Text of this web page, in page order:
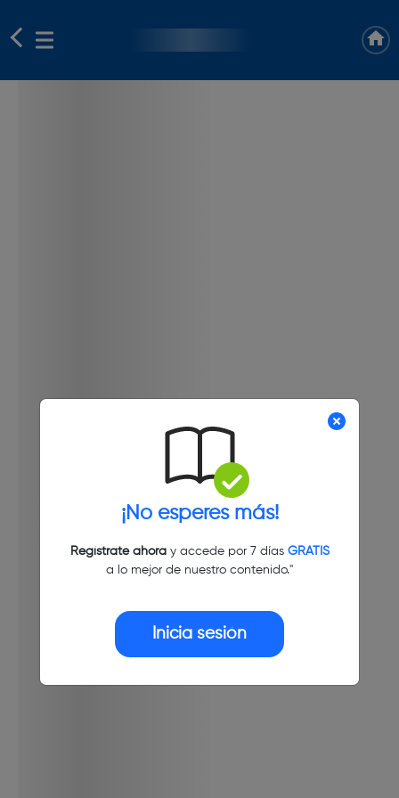
¡No esperes más!
Regístrate ahoray accede por 7 días GRATIS
a lo mejor de nuestro contenido."
Inicia sesión